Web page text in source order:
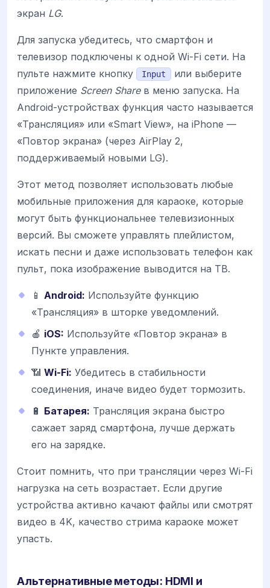
экран LG.
Для запуска убедитесь, что смартфон и
телевизор подключены к одной Wi-Fi сети. На
пульте нажмите кнопку
Input
или выберите
приложение Screen Shareв меню запуска. На
Android-устройствах функция часто называется
«Трансляция» или «Smart View», на iPhone —
«Повтор экрана» (через AirPlay 2,
поддерживаемый новыми LG).
Этот метод позволяет использовать любые
мобильные приложения для караоке, которые
могут быть функциональнее телевизионных
версий. Вы сможете управлять плейлистом,
искать песни и даже использовать телефон как
пульт, пока изображение выводится на ТВ.
📱 Android: Используйте функцию
«Трансляция» в шторке уведомлений.
🍎 iOS: Используйте «Повтор экрана» в
Пункте управления.
📶 Wi-Fi: Убедитесь в стабильности
соединения, иначе видео будет тормозить.
🔋 Батарея: Трансляция экрана быстро
сажает заряд смартфона, лучше держать
его на зарядке.
Стоит помнить, что при трансляции через Wi-Fi
нагрузка на сеть возрастает. Если другие
устройства активно качают файлы или смотрят
видео в 4K, качество стрима караоке может
упасть.
Альтернативные методы: HDMI и